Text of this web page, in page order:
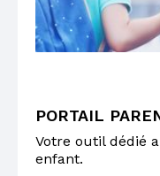
PORTAIL
Votre outil dédié
enfant.